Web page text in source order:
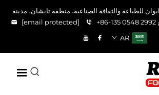
للطباعة والثقافة الصناعية، منطقة تايشان، مدينة
+86-135 0548 2992
[email protected]
AR